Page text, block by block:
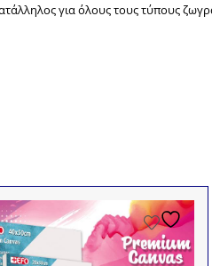
για όλους τους τύπους